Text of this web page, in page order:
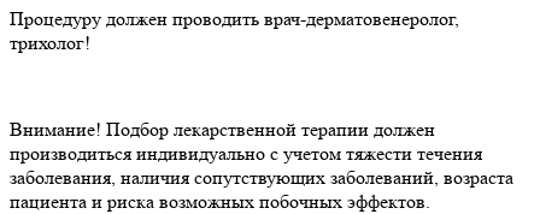
Процедуру должен проводить врач-дерматовенеролог,
трихолог!
Внимание! Подбор лекарственной терапии должен
производиться индивидуально с учетом тяжести течения
заболевания, наличия сопутствующих заболеваний, возраста
пациента и риска возможных побочных эффектов.